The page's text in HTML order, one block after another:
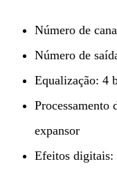
Número de
Número de
Equalização: 4
Processamento
expansor
Efeitos digitais: